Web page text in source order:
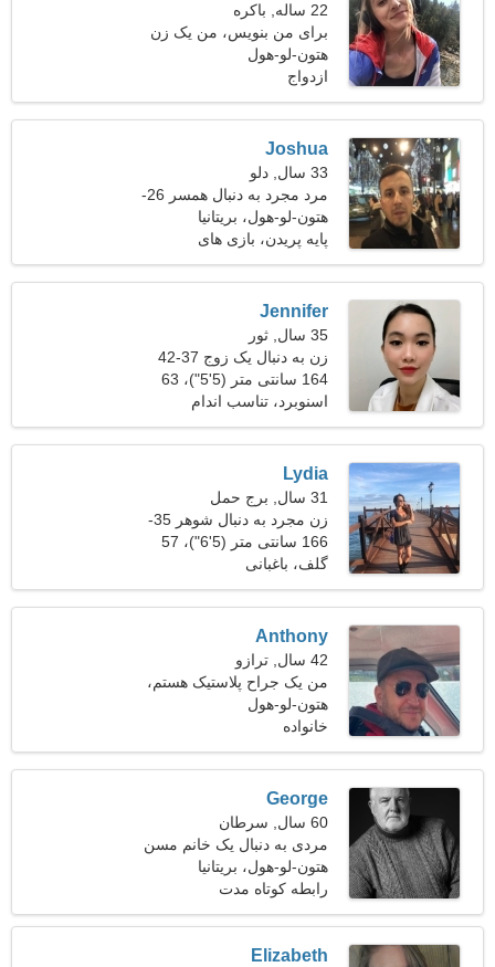
22 ساله, باکره
برای من بنویس، من یک زن
تماشایی هستم
هتون-لو-هول
ازدواج
Joshua
33 سال, دلو
مرد مجرد به دنبال همسر 26-
30
هتون-لو-هول، بریتانیا
پایه پریدن، بازی های
کامپیوتری
Jennifer
35 سال, ثور
زن به دنبال یک زوج 37-42
164 سانتی متر (5'5")، 63
کیلوگرم (138 پوند)
اسنوبرد، تناسب اندام
Lydia
31 سال, برج حمل
زن مجرد به دنبال شوهر 35-
42
166 سانتی متر (5'6")، 57
کیلوگرم (125 پوند)
گلف، باغبانی
Anthony
42 سال, ترازو
من یک جراح پلاستیک هستم،
به یک زن جذاب نیاز دارم
هتون-لو-هول
خانواده
George
60 سال, سرطان
مردی به دنبال یک خانم مسن
52-55
هتون-لو-هول، بریتانیا
رابطه کوتاه مدت
Elizabeth